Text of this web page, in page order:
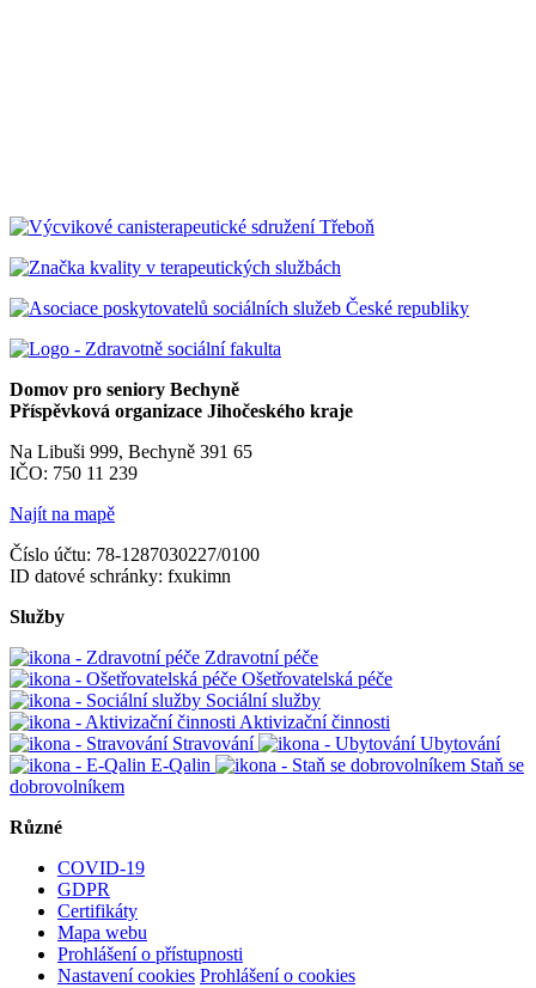
Domov pro seniory Bechyně
Příspěvková organizace Jihočeského kraje
Na Libuši 999, Bechyně 391 65
IČO: 750 11 239
Najít na mapě
Číslo účtu: 78-1287030227/0100
ID datové schránky: fxukimn
Služby
Zdravotní péče
Ošetřovatelská péče
Sociální služby
Aktivizační činnosti
Stravování
Ubytování
E-Qalin
Staň se
dobrovolníkem
Různé
COVID-19
GDPR
Certifikáty
Mapa webu
Prohlášení o přístupnosti
Nastavení cookies Prohlášení o cookies